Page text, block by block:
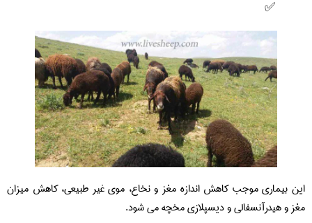
این بیماری موجب کاهش اندازه مغز و نخاع، موی غیر طبیعی، کاهش میزان
مغز و هیدرآنسفالی و دیسپلازی مخچه می شود.